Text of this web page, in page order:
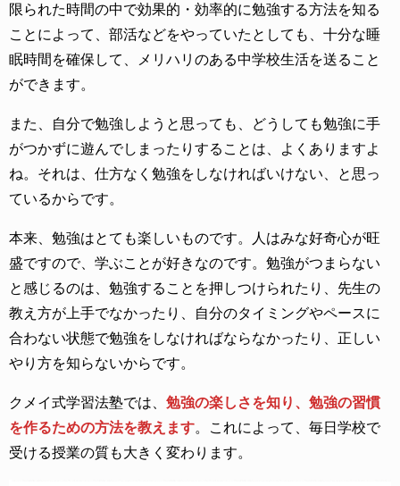
限られた時間の中で効果的・効率的に勉強する方法を知る
ことによって、部活などをやっていたとしても、十分な睡
眠時間を確保して、メリハリのある中学校生活を送ること
ができます。
また、自分で勉強しようと思っても、どうしても勉強に手
がつかずに遊んでしまったりすることは、よくありますよ
ね。それは、仕方なく勉強をしなければいけない、と思っ
ているからです。
本来、勉強はとても楽しいものです。人はみな好奇心が旺
盛ですので、学ぶことが好きなのです。勉強がつまらない
と感じるのは、勉強することを押しつけられたり、先生の
教え方が上手でなかったり、自分のタイミングやペースに
合わない状態で勉強をしなければならなかったり、正しい
やり方を知らないからです。
クメイ式学習法塾では、 勉強の楽しさを知り、勉強の習慣
を作るための方法を教えます。これによって、毎日学校で
受ける授業の質も大きく変わります。